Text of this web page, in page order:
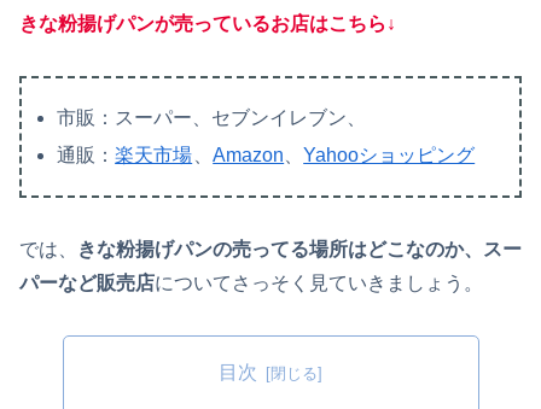
きな粉揚げパンが売っているお店はこちら↓
市販：スーパー、セブンイレブン、
通販：楽天市場 、Amazon 、Yahooショッピング
では、 きな粉揚げパンの売ってる場所はどこなのか、スー
パーなど販売店についてさっそく見ていきましょう。
目次